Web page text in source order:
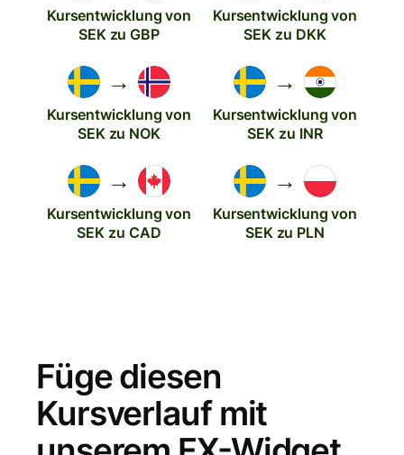
Kursentwicklung von
SEK zu GBP
Kursentwicklung von
SEK zu DKK
→
Kursentwicklung von
SEK zu NOK
→
Kursentwicklung von
SEK zu INR
→
Kursentwicklung von
SEK zu CAD
→
Kursentwicklung von
SEK zu PLN
Füge diesen
Kursverlauf mit